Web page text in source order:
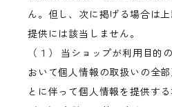
ん。但し、次に掲げる場合は
提供には該当しません。
（１） 当ショップが利用目的
おいて個人情報の取扱いの全
とに伴って個人情報を提供す